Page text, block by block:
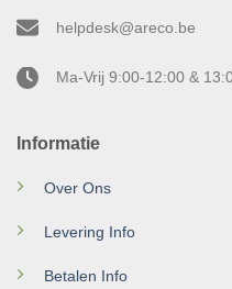
Informatie
Over Ons
Levering Info
Betalen Info
helpdesk@areco.be
Ma-Vrij 9:00-12:00 &